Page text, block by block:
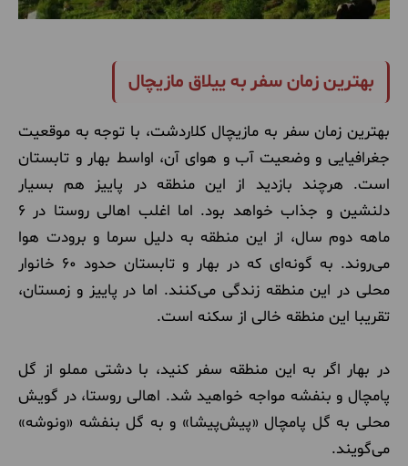
بهترین زمان سفر به ییلاق مازیچال
بهترین زمان سفر به مازیچال کلاردشت، با توجه به موقعیت
جغرافیایی و وضعیت آب و هوای آن، اواسط بهار و تابستان
است. هرچند بازدید از این منطقه در پاییز هم بسیار
دلنشین و جذاب خواهد بود. اما اغلب اهالی روستا در 6
ماهه دوم سال، از این منطقه به دلیل سرما و برودت هوا
می‌روند. به گونه‌ای که در بهار و تابستان حدود 60 خانوار
محلی در این منطقه زندگی می‌کنند. اما در پاییز و زمستان،
تقریبا این منطقه خالی از سکنه است.
در بهار اگر به این منطقه سفر کنید، با دشتی مملو از گل
پامچال و بنفشه مواجه خواهید شد. اهالی روستا، در گویش
محلی به گل پامچال «پیش‌پیشا» و به گل بنفشه «ونوشه»
می‌گویند.